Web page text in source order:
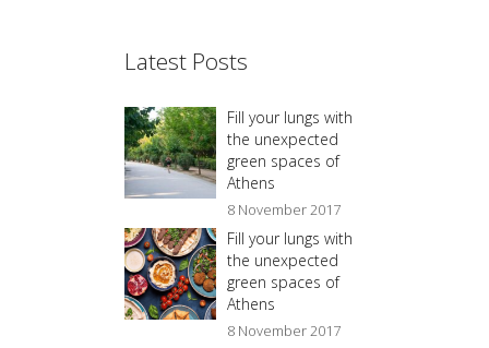
Latest Posts
Fill your lungs with
the unexpected
green spaces of
Athens
8 November 2017
Fill your lungs with
the unexpected
green spaces of
Athens
8 November 2017